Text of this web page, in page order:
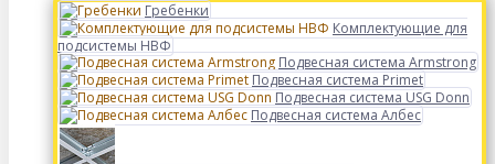
Гребенки
Комплектующие для
подсистемы НВФ
Подвесная система Armstrong
Подвесная система Primet
Подвесная система USG Donn
Подвесная система Албес